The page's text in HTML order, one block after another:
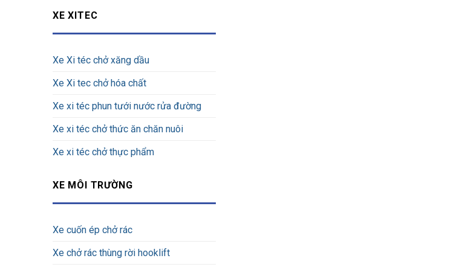
XE XITEC
Xe Xi téc chở xăng dầu
Xe Xi tec chở hóa chất
Xe xi téc phun tưới nước rửa đường
Xe xi téc chở thức ăn chăn nuôi
Xe xi téc chở thực phẩm
XE MÔI TRƯỜNG
Xe cuốn ép chở rác
Xe chở rác thùng rời hooklift